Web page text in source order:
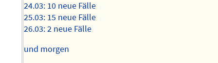
24.03: 10 neue Fälle
25.03: 15 neue Fälle
26.03: 2 neue Fälle
und morgen